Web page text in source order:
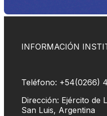
INFORMACIÓN
Teléfono: +54(0266)
Dirección: Ejército de
San Luis, Argentina